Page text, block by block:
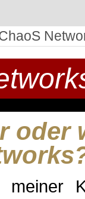
oder
meiner